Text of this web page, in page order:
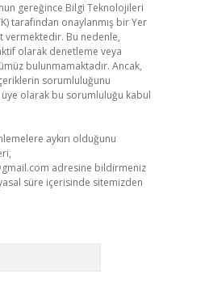
gereğince Bilgi Teknolojileri
tarafından onaylanmış bir Yer
vermektedir. Bu nedenle,
olarak denetleme veya
bulunmamaktadır. Ancak,
sorumluluğunu
olarak bu sorumluluğu kabul
aykırı olduğunu
adresine bildirmeniz
süre içerisinde sitemizden